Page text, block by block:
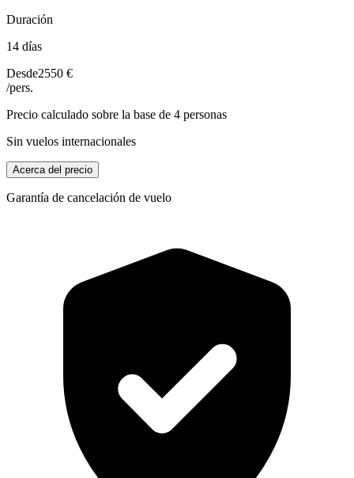
Duración
14 días
Desde2550 €
/pers.
Precio calculado sobre la base de 4 personas
Sin vuelos internacionales
Acerca del precio
Garantía de cancelación de vuelo